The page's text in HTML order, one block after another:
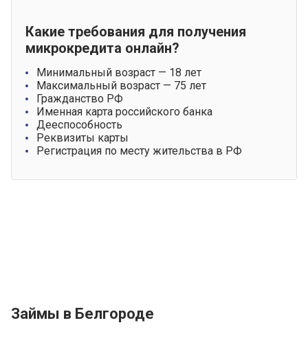
Какие требования для получения
микрокредита онлайн?
Минимальный возраст — 18 лет
Максимальный возраст — 75 лет
Гражданство РФ
Именная карта российского банка
Дееспособность
Реквизиты карты
Регистрация по месту жительства в РФ
Займы в Белгороде